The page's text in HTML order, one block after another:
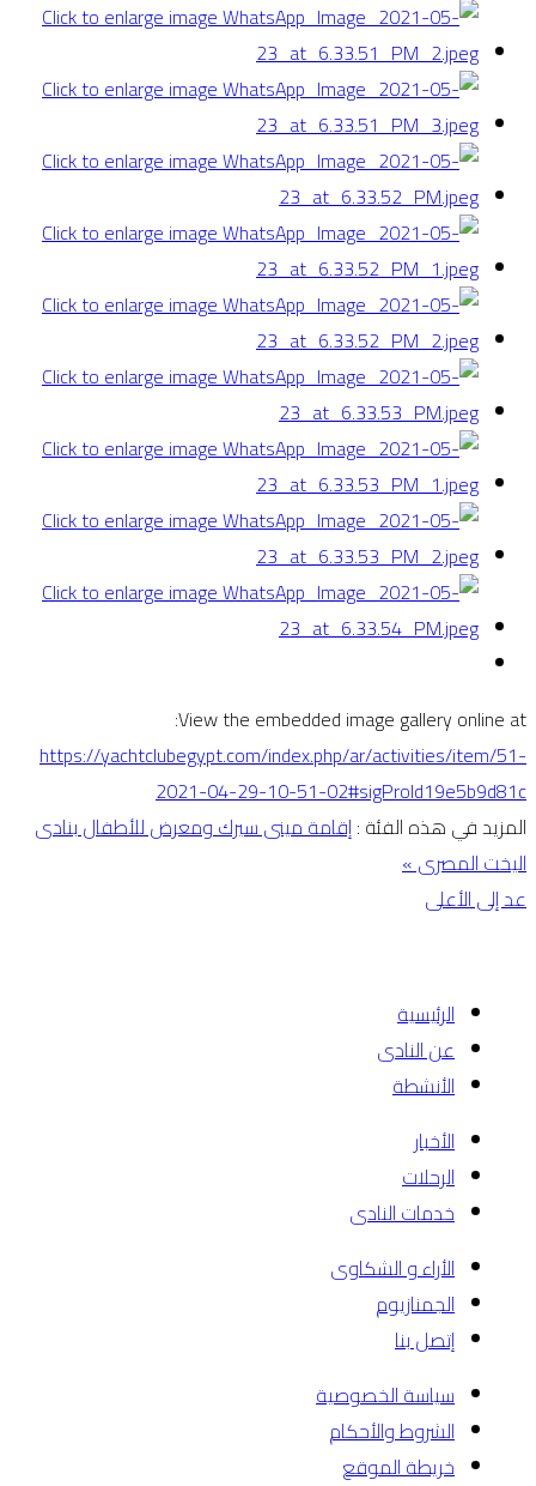
View the embedded image gallery online at:
https://yachtclubegypt.com/index.php/ar/activities/item/51-
2021-04-29-10-51-02#sigProId19e5b9d81c
المزيد في هذه الفئة :إقامة مينى سيرك ومعرض للأطفال بنادى
اليخت المصرى »
عد إلى الأعلى
الرئيسية
عن النادى
الأنشطة
الأخبار
الرحلات
خدمات النادى
الأراء و الشكاوى
الجمنازيوم
إتصل بنا
سياسة الخصوصية
الشروط والأحكام
خريطة الموقع